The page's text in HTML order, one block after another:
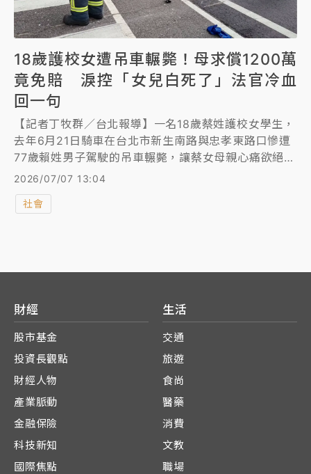
18歲護校女遭吊車輾斃！母求償1200萬
竟免賠 淚控「女兒白死了」法官冷血
回一句
【記者丁牧群／台北報導】一名18歲蔡姓護校女學生，
去年6月21日騎車在台北市新生南路與忠孝東路口慘遭
77歲賴姓男子駕駛的吊車輾斃，讓蔡女母親心痛欲絕，
肇事司機於案發4個月後過世，刑事部分被控過失致死
罪因此不起訴，蔡女家屬另提出民事訴訟，向吊車公司
金昶吉求償1200萬元，然而蔡女母親怒控日前開庭
喪葬費、精神慰撫金和機車維修費近300萬元，但因蔡
2026/07/07 13:04
社會
財經
股市基金
投資長觀點
財經人物
產業脈動
金融保險
科技新知
國際焦點
生活
交通
旅遊
食尚
醫藥
消費
文教
職場